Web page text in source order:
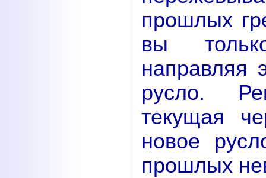
прошлых
вы
направляя
русло.
текущая
новое
прошлых